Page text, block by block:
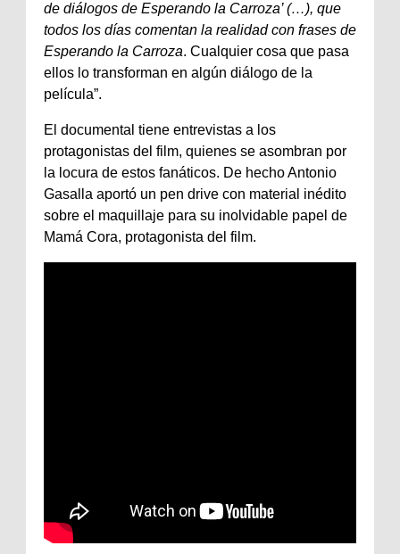
de diálogos de Esperando la Carroza’ (…), que
todos los días comentan la realidad con frases de
Esperando la Carroza. Cualquier cosa que pasa
ellos lo transforman en algún diálogo de la
película”.
El documental tiene entrevistas a los
protagonistas del film, quienes se asombran por
la locura de estos fanáticos. De hecho Antonio
Gasalla aportó un pen drive con material inédito
sobre el maquillaje para su inolvidable papel de
Mamá Cora, protagonista del film.